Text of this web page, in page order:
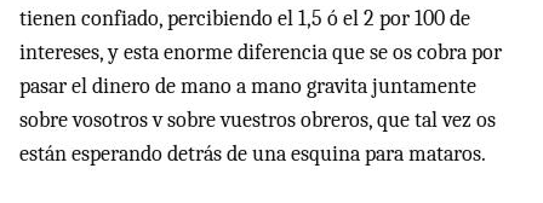
tienen confiado, percibiendo el 1,5 ó el 2 por 100 de
intereses, y esta enorme diferencia que se os cobra por
pasar el dinero de mano a mano gravita juntamente
sobre vosotros v sobre vuestros obreros, que tal vez os
están esperando detrás de una esquina para mataros.